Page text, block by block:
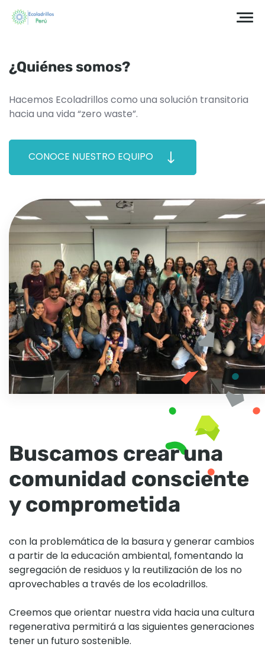
¿Quiénes somos?
Hacemos Ecoladrillos como una solución transitoria
hacia una vida “zero waste”.
CONOCE NUESTRO EQUIPO
Buscamos crear una
comunidad consciente
y comprometida
con la problemática de la basura y generar cambios
a partir de la educación ambiental, fomentando la
segregación de residuos y la reutilización de los no
aprovechables a través de los ecoladrillos.
Creemos que orientar nuestra vida hacia una cultura
regenerativa permitirá a las siguientes generaciones
tener un futuro sostenible.